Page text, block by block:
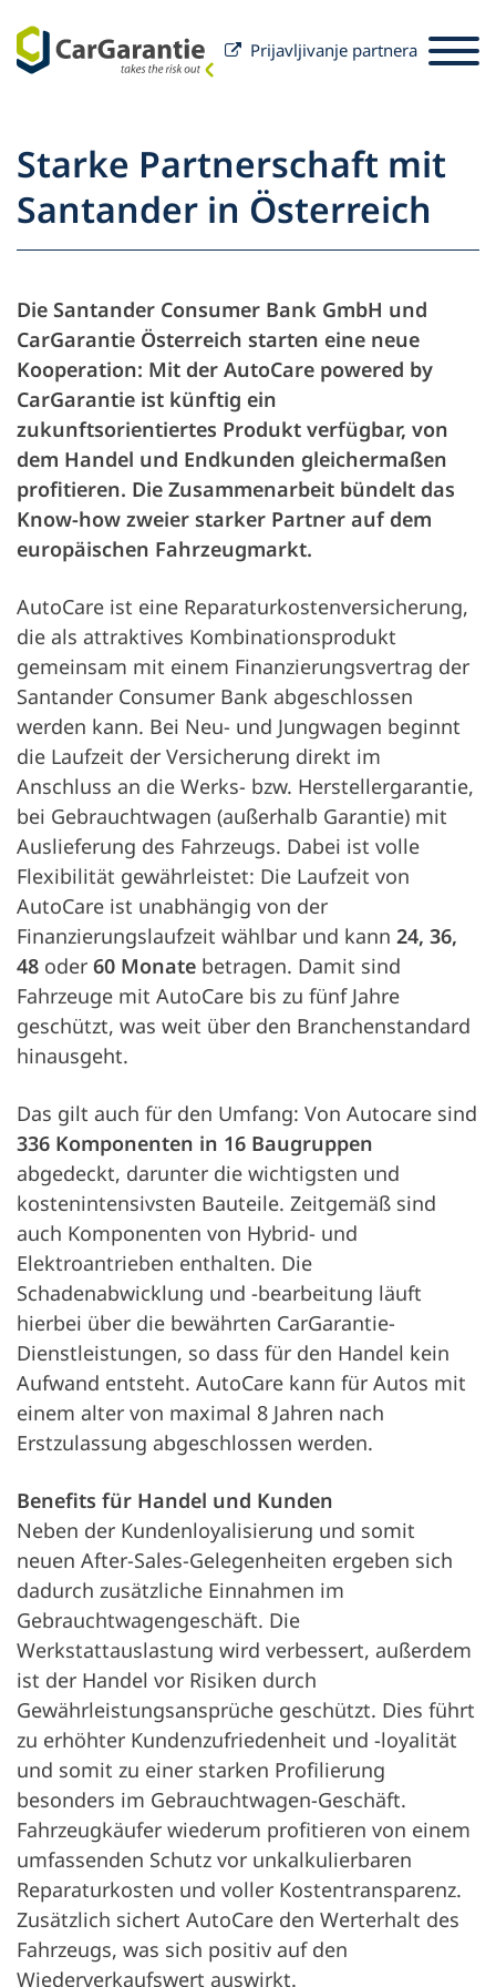
Prijavljivanje partnera
Partneri
Vlasnik vozila
Usluga i podrška
Partneri
O društvu CarGarantie
Starke Partnerschaft mit
Santander in Österreich
Die Santander Consumer Bank GmbH und
CarGarantie Österreich starten eine neue
Kooperation: Mit der AutoCare powered by
CarGarantie ist künftig ein
zukunftsorientiertes Produkt verfügbar, von
dem Handel und Endkunden gleichermaßen
profitieren. Die Zusammenarbeit bündelt das
Know-how zweier starker Partner auf dem
europäischen Fahrzeugmarkt.
AutoCare ist eine Reparaturkostenversicherung,
die als attraktives Kombinationsprodukt
gemeinsam mit einem Finanzierungsvertrag der
Santander Consumer Bank abgeschlossen
werden kann. Bei Neu- und Jungwagen beginnt
die Laufzeit der Versicherung direkt im
Anschluss an die Werks- bzw. Herstellergarantie,
bei Gebrauchtwagen (außerhalb Garantie) mit
Auslieferung des Fahrzeugs. Dabei ist volle
Flexibilität gewährleistet: Die Laufzeit von
AutoCare ist unabhängig von der
Finanzierungslaufzeit wählbar und kann 24, 36,
48 oder 60 Monate betragen. Damit sind
Fahrzeuge mit AutoCare bis zu fünf Jahre
geschützt, was weit über den Branchenstandard
hinausgeht.
Das gilt auch für den Umfang: Von Autocare sind
336 Komponenten in 16 Baugruppen
abgedeckt, darunter die wichtigsten und
kostenintensivsten Bauteile. Zeitgemäß sind
auch Komponenten von Hybrid- und
Elektroantrieben enthalten. Die
Schadenabwicklung und -bearbeitung läuft
hierbei über die bewährten CarGarantie-
Dienstleistungen, so dass für den Handel kein
Aufwand entsteht. AutoCare kann für Autos mit
einem alter von maximal 8 Jahren nach
Erstzulassung abgeschlossen werden.
Benefits für Handel und Kunden
Neben der Kundenloyalisierung und somit
neuen After-Sales-Gelegenheiten ergeben sich
dadurch zusätzliche Einnahmen im
Gebrauchtwagengeschäft. Die
Werkstattauslastung wird verbessert, außerdem
ist der Handel vor Risiken durch
Gewährleistungsansprüche geschützt. Dies führt
zu erhöhter Kundenzufriedenheit und -loyalität
und somit zu einer starken Profilierung
besonders im Gebrauchtwagen-Geschäft.
Fahrzeugkäufer wiederum profitieren von einem
umfassenden Schutz vor unkalkulierbaren
Reparaturkosten und voller Kostentransparenz.
Zusätzlich sichert AutoCare den Werterhalt des
Fahrzeugs, was sich positiv auf den
Wiederverkaufswert auswirkt.